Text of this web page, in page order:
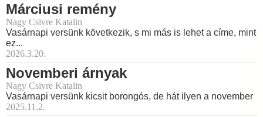
Márciusi remény
Nagy Csivre Katalin
Vasárnapi versünk következik, s mi más is lehet a címe, mint
ez...
2026.3.20.
Novemberi árnyak
Nagy Csivre Katalin
Vasárnapi versünk kicsit borongós, de hát ilyen a november
2025.11.2.